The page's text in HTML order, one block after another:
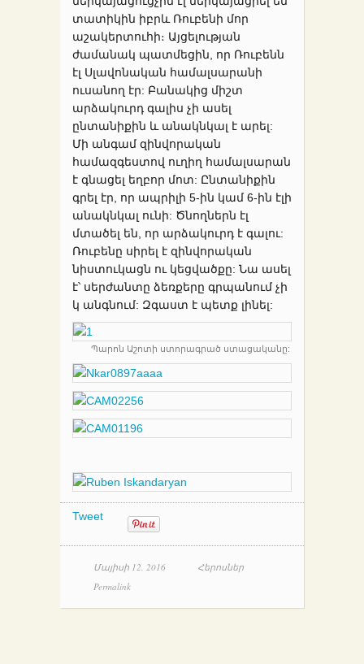
տատիկին իբրև Ռուբենի մոր
աշակերտուհի։ Այցելության
ժամանակ պատմեցին, որ Ռուբենն
էլ Սլավոնական համալսարանի
ուսանող էր: Բանակից միշտ
արձակուրդ գալիս չի ասել
ընտանիքին և անակնկալ է արել:
Մի անգամ զինվորական
համազգեստով ուղիղ համալսարան
է գնացել եղբոր մոտ: Ընտանիքին
գրել էր, որ ապրիլի 5-ին կամ 6-ին էլի
անակնկալ ունի: Ծնողներն էլ
մտածել են, որ արձակուրդ է գալու:
Ռուբենը սիրել է զինվորական
նիստուկացն ու կեցվածքը: Նա ասել
է՝ սերժանտը ձեռքերը գրպանում չի
կ անգնում: Զգաստ է պետք լինել:
Պարոն Աշոտի ստորագրած ստացականը:
Tweet
Մայիսի 12, 2016
Հերոսներ
Permalink